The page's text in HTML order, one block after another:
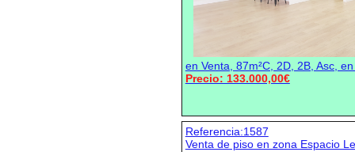
en Venta, 87m²C, 2D, 2B, Asc, en
Precio: 133.000,00€
Referencia:1587
Venta de piso en zona Espacio